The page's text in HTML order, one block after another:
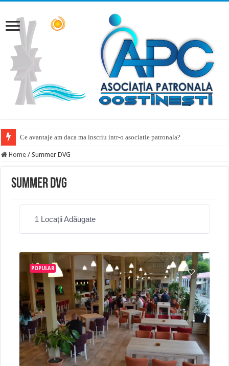
Ce avantaje am daca ma inscriu intr-o asociatie patronala?
Home / Summer DVG
Summer DVG
1 Locații Adăugate
POPULAR